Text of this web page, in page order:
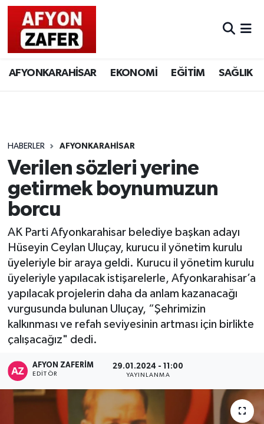
AFYONKARAHİSAR EKONOMİ EĞİTİM SAĞLIK
HABERLER AFYONKARAHİSAR
Verilen sözleri yerine
getirmek boynumuzun
borcu
AK Parti Afyonkarahisar belediye başkan adayı
Hüseyin Ceylan Uluçay, kurucu il yönetim kurulu
üyeleriyle bir araya geldi. Kurucu il yönetim kurulu
üyeleriyle yapılacak istişarelerle, Afyonkarahisar’a
yapılacak projelerin daha da anlam kazanacağı
vurgusunda bulunan Uluçay, “Şehrimizin
kalkınması ve refah seviyesinin artması için birlikte
çalışacağız" dedi.
AFYON ZAFERİM
EDITÖR
29.01.2024 - 11:00
YAYINLANMA